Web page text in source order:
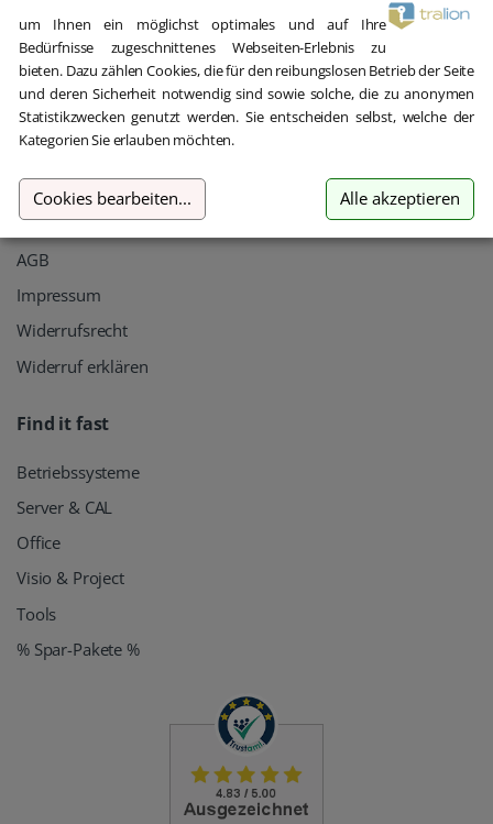
+49 651 / 209 897 22
hilfe@tralion.de
Informationen
Kontakt
Datenschutz
AGB
Impressum
Widerrufsrecht
Widerruf erklären
Find it fast
Betriebssysteme
Server & CAL
Office
Visio & Project
Tools
% Spar-Pakete %
um Ihnen ein möglichst optimales und auf Ihre
Bedürfnisse zugeschnittenes Webseiten-Erlebnis zu
bieten. Dazu zählen Cookies, die für den reibungslosen Betrieb der Seite
und deren Sicherheit notwendig sind sowie solche, die zu anonymen
Statistikzwecken genutzt werden. Sie entscheiden selbst, welche der
Kategorien Sie erlauben möchten.
Cookies bearbeiten... Alle akzeptieren